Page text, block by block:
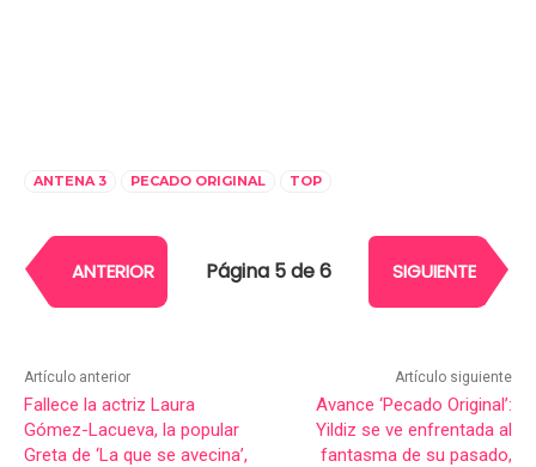
ANTENA 3 PECADO ORIGINAL TOP
ANTERIOR Página 5 de 6 SIGUIENTE
Artículo anterior
Fallece la actriz Laura
Gómez-Lacueva, la popular
Greta de ‘La que se avecina’,
Artículo siguiente
Avance ‘Pecado Original’:
Yildiz se ve enfrentada al
fantasma de su pasado,